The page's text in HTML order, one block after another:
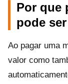
Por que
pode
Ao pagar uma
valor como